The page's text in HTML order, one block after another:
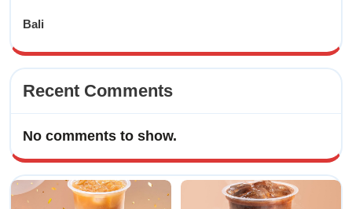
Bali
Recent Comments
No comments to show.